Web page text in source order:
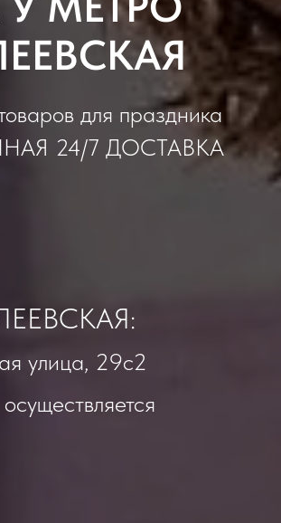
для праздника
24/7 ДОСТАВКА
улица, 29с2